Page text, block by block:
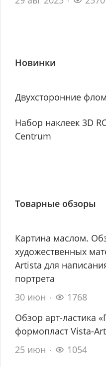
Новинки
Двухсторонние
Набор наклеек 3D
Centrum
Товарные обзоры
Картина маслом.
художественных
Artista для
портрета
30 июн
1768
Обзор арт-ластика
формопласт Vista-
25 июн
1054